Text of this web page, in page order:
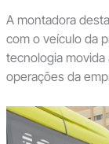
A montadora
com o veículo da
tecnologia
operações da